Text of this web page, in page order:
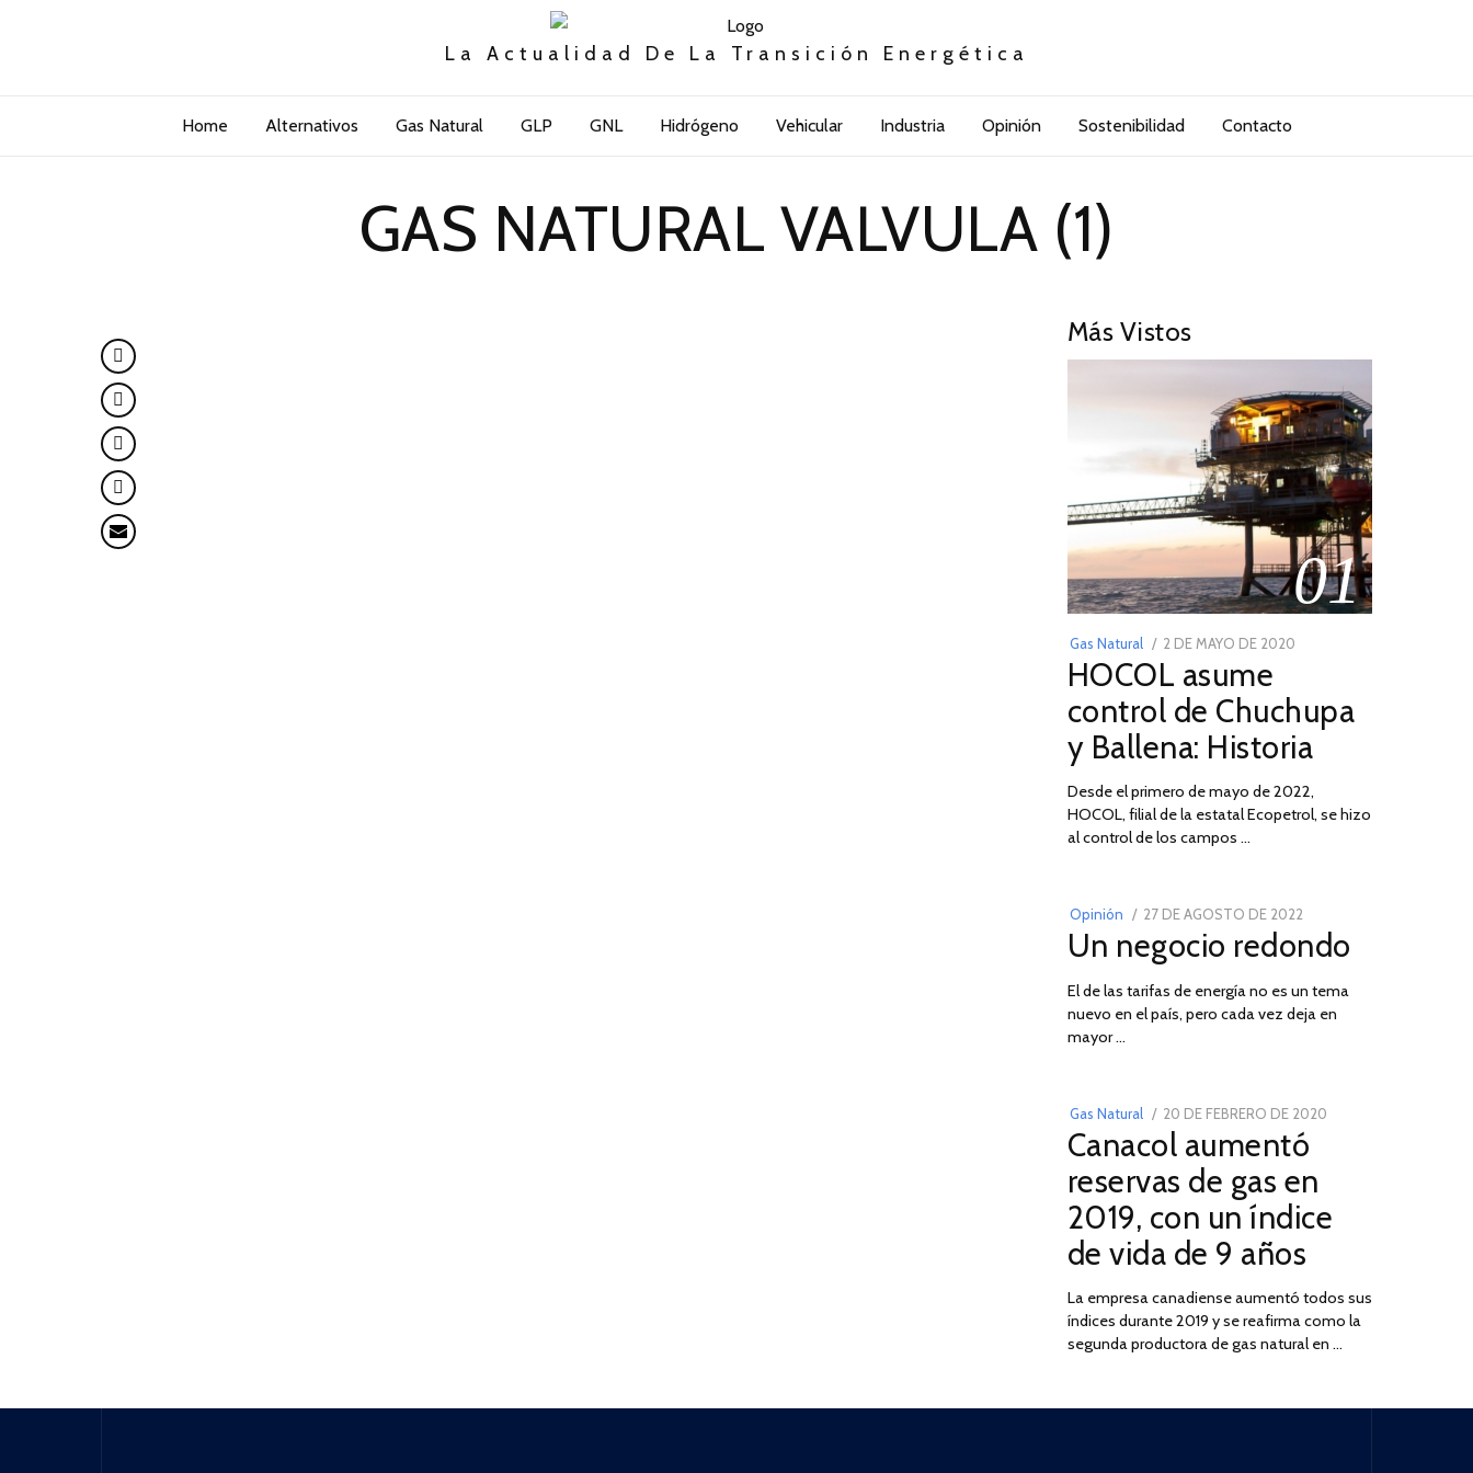
La Actualidad De La Transición Energética
Home Alternativos Gas Natural GLP GNL Hidrógeno Vehicular Industria Opinión Sostenibilidad Contacto
GAS NATURAL VALVULA (1)
Más Vistos
01
Gas Natural
POSTED
ON
2 DE MAYO DE 2020
DE
2026
HOCOL asume
control de Chuchupa
y Ballena: Historia
Desde el primero de mayo de 2022,
HOCOL, filial de la estatal Ecopetrol, se hizo
al control de los campos …
Opinión
POSTED
ON
27 DE AGOSTO DE 202230
DE
DE
2022
Un negocio redondo
El de las tarifas de energía no es un tema
nuevo en el país, pero cada vez deja en
mayor …
03
Gas Natural
POSTED
ON
20 DE FEBRERO DE 2020
2025
Canacol aumentó
reservas de gas en
2019, con un índice
de vida de 9 años
La empresa canadiense aumentó todos sus
índices durante 2019 y se reafirma como la
segunda productora de gas natural en …